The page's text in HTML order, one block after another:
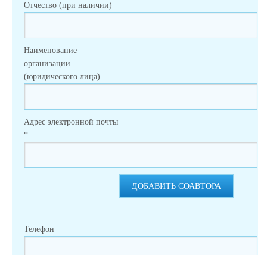
Отчество (при наличии)
Наименование
организации
(юридического лица)
Адрес электронной почты
*
ДОБАВИТЬ СОАВТОРА
Телефон